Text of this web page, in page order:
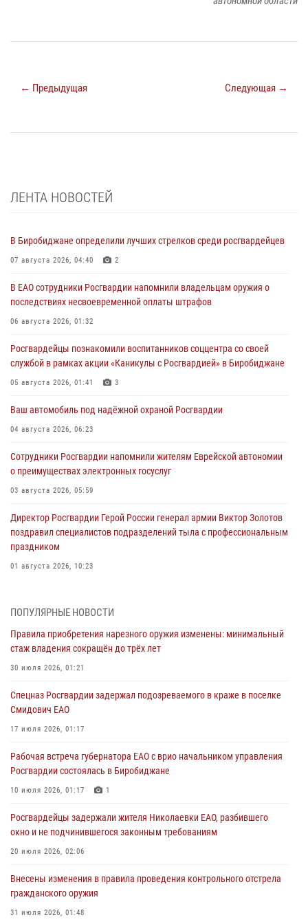
← Предыдущая Следующая →
ЛЕНТА НОВОСТЕЙ
В Биробиджане определили лучших стрелков среди росгвардейцев
07 августа 2026, 04:40 2
В ЕАО сотрудники Росгвардии напомнили владельцам оружия о
последствиях несвоевременной оплаты штрафов
06 августа 2026, 01:32
Росгвардейцы познакомили воспитанников соццентра со своей
службой в рамках акции «Каникулы с Росгвардией» в Биробиджане
05 августа 2026, 01:41 3
Ваш автомобиль под надёжной охраной Росгвардии
04 августа 2026, 06:23
Сотрудники Росгвардии напомнили жителям Еврейской автономии
о преимуществах электронных госуслуг
03 августа 2026, 05:59
Директор Росгвардии Герой России генерал армии Виктор Золотов
поздравил специалистов подразделений тыла с профессиональным
праздником
01 августа 2026, 10:23
Российской Федерации
В Росгвардии вспоминают российских воинов, погибших в Первой
мировой войне 1914-1918 годов
Внесены изменения в правила проведения контрольного отстрела
гражданского оружия
Правила приобретения нарезного оружия изменены: минимальный
стаж владения сокращён до трёх лет
ПОПУЛЯРНЫЕ НОВОСТИ
Правила приобретения нарезного оружия изменены: минимальный
стаж владения сокращён до трёх лет
30 июля 2026, 01:21
Спецназ Росгвардии задержал подозреваемого в краже в поселке
Смидович ЕАО
17 июля 2026, 01:17
Рабочая встреча губернатора ЕАО с врио начальником управления
Росгвардии состоялась в Биробиджане
10 июля 2026, 01:17 1
Росгвардейцы задержали жителя Николаевки ЕАО, разбившего
окно и не подчинившегося законным требованиям
20 июля 2026, 02:06
Внесены изменения в правила проведения контрольного отстрела
гражданского оружия
31 июля 2026, 01:48